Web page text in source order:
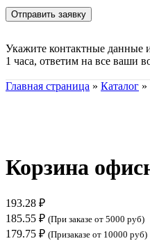
Укажите контактные данные
1 часа, ответим на все ваши
Главная страница » Каталог »
Корзина
193.28 ₽
185.55 ₽ (При заказе от 5000 руб)
179.75 ₽ (Призаказе от 10000 руб)